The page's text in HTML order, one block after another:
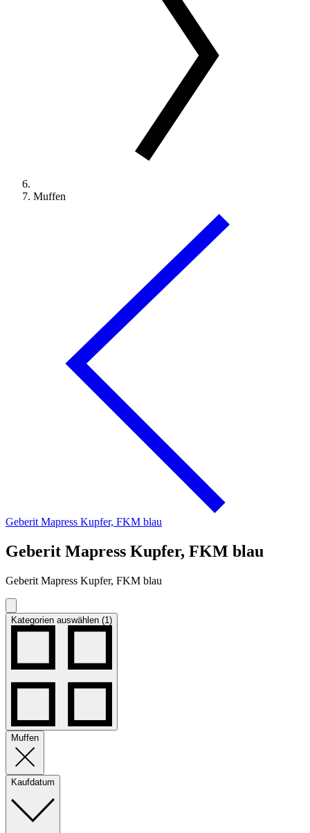
Muffen
Geberit Mapress Kupfer, FKM blau
Geberit Mapress Kupfer, FKM blau
Geberit Mapress Kupfer, FKM blau
Kategorien auswählen (1)
Muffen
Kaufdatum